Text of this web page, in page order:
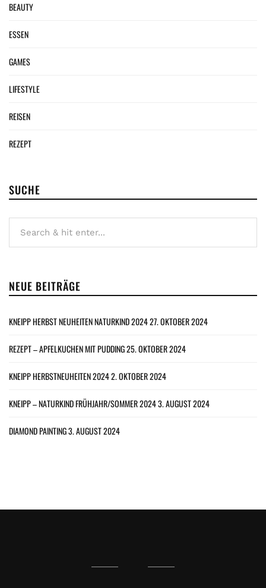
BEAUTY
ESSEN
GAMES
LIFESTYLE
REISEN
REZEPT
SUCHE
NEUE BEITRÄGE
KNEIPP HERBST NEUHEITEN NATURKIND 202427. OKTOBER 2024
REZEPT – APFELKUCHEN MIT PUDDING25. OKTOBER 2024
KNEIPP HERBSTNEUHEITEN 20242. OKTOBER 2024
KNEIPP – NATURKIND FRÜHJAHR/SOMMER 20243. AUGUST 2024
DIAMOND PAINTING3. AUGUST 2024